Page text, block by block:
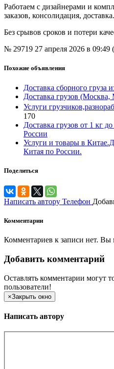
Работаем с дизайнерами и
заказов, консолидация, доставка.
Без срывов сроков и потери
№ 29719 27 апреля 2026 в 09:49
Похожие объявления
Доставка сборного груза
Доставка грузов
Услуги
170
Доставка грузов от 1 кг
России
Услуги и товары в
Китая по России.
Поделиться
Написать автору Телефон
Комментарии
Комментариев к записи нет. Вы
Добавить комментарий
Оставлять комментарии могут
пользователи!
×Закрыть окно
Написать автору